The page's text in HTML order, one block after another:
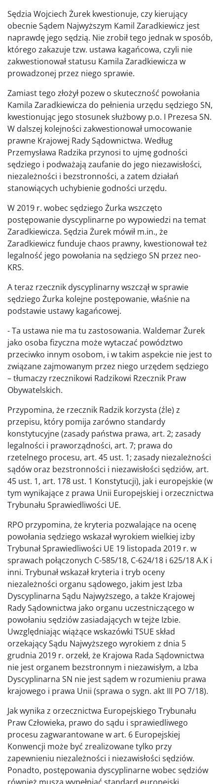
Sędzia Wojciech Żurek kwestionuje, czy kierujący
obecnie Sądem Najwyższym Kamil Zaradkiewicz jest
naprawdę jego sędzią. Nie zrobił tego jednak w sposób,
którego zakazuje tzw. ustawa kagańcowa, czyli nie
zakwestionował statusu Kamila Zaradkiewicza w
prowadzonej przez niego sprawie.
Zamiast tego złożył pozew o skuteczność powołania
Kamila Zaradkiewicza do pełnienia urzędu sędziego SN,
kwestionując jego stosunek służbowy p.o. I Prezesa SN.
W dalszej kolejności zakwestionował umocowanie
prawne Krajowej Rady Sądownictwa. Według
Przemysława Radzika przynosi to ujmę godności
sędziego i podważają zaufanie do jego niezawisłości,
niezależności i bezstronności, a zatem działań
stanowiących uchybienie godności urzędu.
W 2019 r. wobec sędziego Żurka wszczęto
postępowanie dyscyplinarne po wypowiedzi na temat
Zaradkiewicza. Sędzia Żurek mówił m.in., że
Zaradkiewicz funduje chaos prawny, kwestionował też
legalność jego powołania na sędziego SN przez neo-
KRS.
A teraz rzecznik dyscyplinarny wszczął w sprawie
sędziego Żurka kolejne postępowanie, właśnie na
podstawie ustawy kagańcowej.
- Ta ustawa nie ma tu zastosowania. Waldemar Żurek
jako osoba fizyczna może wytaczać powództwo
przeciwko innym osobom, i w takim aspekcie nie jest to
związane zajmowanym przez niego urzędem sędziego
– tłumaczy rzecznikowi Radzikowi Rzecznik Praw
Obywatelskich.
Przypomina, że rzecznik Radzik korzysta (źle) z
przepisu, który pomija zarówno standardy
konstytucyjne (zasady państwa prawa, art. 2; zasady
legalności i praworządności, art. 7; prawa do
rzetelnego procesu, art. 45 ust. 1; zasady niezależności
sądów oraz bezstronności i niezawisłości sędziów, art.
45 ust. 1, art. 178 ust. 1 Konstytucji), jak i europejskie (w
tym wynikające z prawa Unii Europejskiej i orzecznictwa
Trybunału Sprawiedliwości UE.
RPO przypomina, że kryteria pozwalające na ocenę
powołania sędziego wskazał wyrokiem wielkiej izby
Trybunał Sprawiedliwości UE 19 listopada 2019 r. w
sprawach połączonych C-585/18, C-624/18 i 625/18 A.K i
inni. Trybunał wskazał kryteria i tryb oceny
niezależności organu sądowego, jakim jest Izba
Dyscyplinarna Sądu Najwyższego, a także Krajowej
Rady Sądownictwa jako organu uczestniczącego w
powołaniu sędziów zasiadających w tejże Izbie.
Uwzględniając wiążące wskazówki TSUE skład
orzekający Sądu Najwyższego wyrokiem z dnia 5
grudnia 2019 r. orzekł, że Krajowa Rada Sądownictwa
nie jest organem bezstronnym i niezawisłym, a Izba
Dyscyplinarna SN nie jest sądem w rozumieniu prawa
krajowego i prawa Unii (sprawa o sygn. akt III PO 7/18).
Jak wynika z orzecznictwa Europejskiego Trybunału
Praw Człowieka, prawo do sądu i sprawiedliwego
procesu zagwarantowane w art. 6 Europejskiej
Konwencji może być zrealizowane tylko przy
zapewnieniu niezależności i niezawisłości sędziów.
Ponadto, postępowania dyscyplinarne wobec sędziów